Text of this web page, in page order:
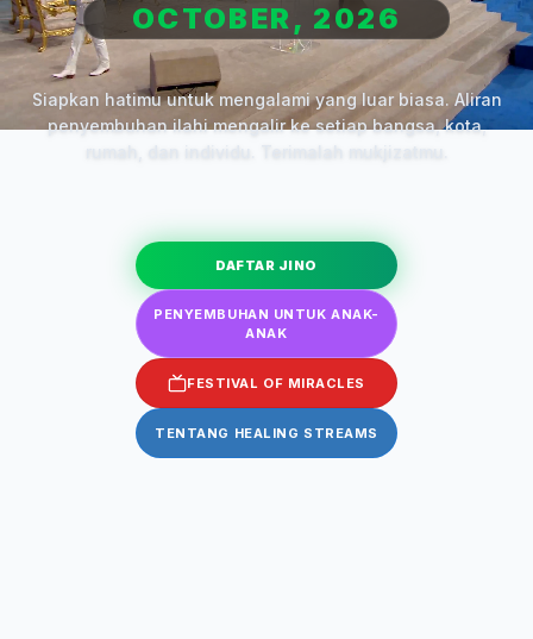
OCTOBER, 2026
Siapkan hatimu untuk mengalami yang luar biasa. Aliran
penyembuhan ilahi mengalir ke setiap bangsa, kota,
DAFTAR JINO
PENYEMBUHAN UNTUK ANAK-
ANAK
FESTIVAL OF MIRACLES
TENTANG HEALING STREAMS